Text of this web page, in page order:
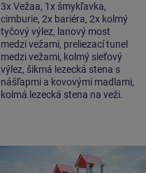
3x Vežaa, 1x šmykľavka,
cimburie, 2x bariéra, 2x kolmý
tyčový výlez, lanový most
medzi vežami, preliezací tunel
medzi vežami, kolmý sieťový
výlez, šikmá lezecká stena s
nášľapmi a kovovými madlami,
kolmá lezecká stena na veži.